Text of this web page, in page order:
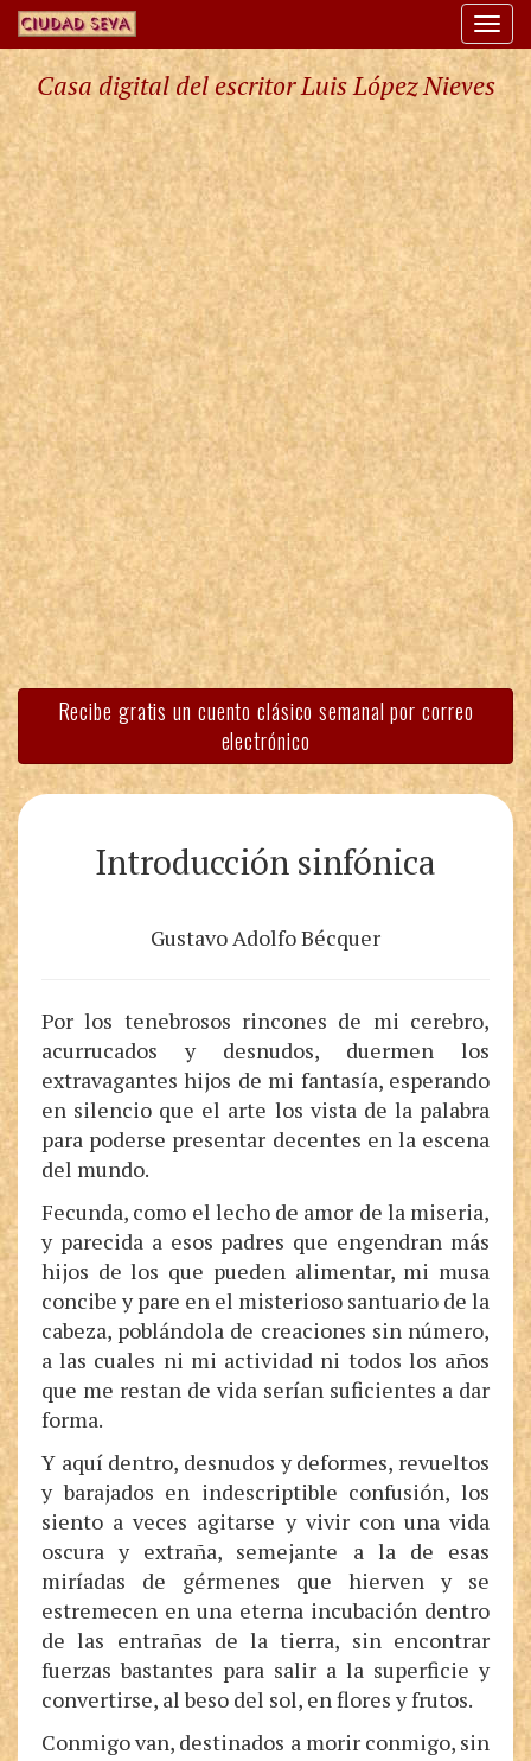
Casa digital del escritor Luis López Nieves
Recibe gratis un cuento clásico semanal por correo
electrónico
Introducción sinfónica
Gustavo Adolfo Bécquer
Por los tenebrosos rincones de mi cerebro,
acurrucados y desnudos, duermen los
extravagantes hijos de mi fantasía, esperando
en silencio que el arte los vista de la palabra
para poderse presentar decentes en la escena
del mundo.
Fecunda, como el lecho de amor de la miseria,
y parecida a esos padres que engendran más
hijos de los que pueden alimentar, mi musa
concibe y pare en el misterioso santuario de la
cabeza, poblándola de creaciones sin número,
a las cuales ni mi actividad ni todos los años
que me restan de vida serían suficientes a dar
forma.
Y aquí dentro, desnudos y deformes, revueltos
y barajados en indescriptible confusión, los
siento a veces agitarse y vivir con una vida
oscura y extraña, semejante a la de esas
miríadas de gérmenes que hierven y se
estremecen en una eterna incubación dentro
de las entrañas de la tierra, sin encontrar
fuerzas bastantes para salir a la superficie y
convertirse, al beso del sol, en flores y frutos.
Conmigo van, destinados a morir conmigo, sin